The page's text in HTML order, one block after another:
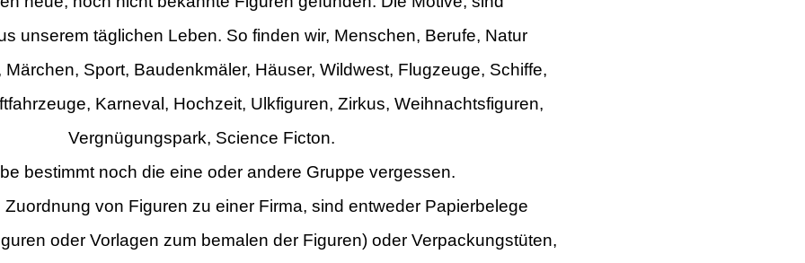
unserem täglichen Leben. So finden wir, Menschen, Berufe, Natur
Märchen, Sport, Baudenkmäler, Häuser, Wildwest, Flugzeuge, Schiffe,
Karneval, Hochzeit, Ulkfiguren, Zirkus, Weihnachtsfiguren,
Vergnügungspark, Science Ficton.
bestimmt noch die eine oder andere Gruppe vergessen.
von Figuren zu einer Firma, sind entweder Papierbelege
oder Vorlagen zum bemalen der Figuren) oder Verpackungstüten,